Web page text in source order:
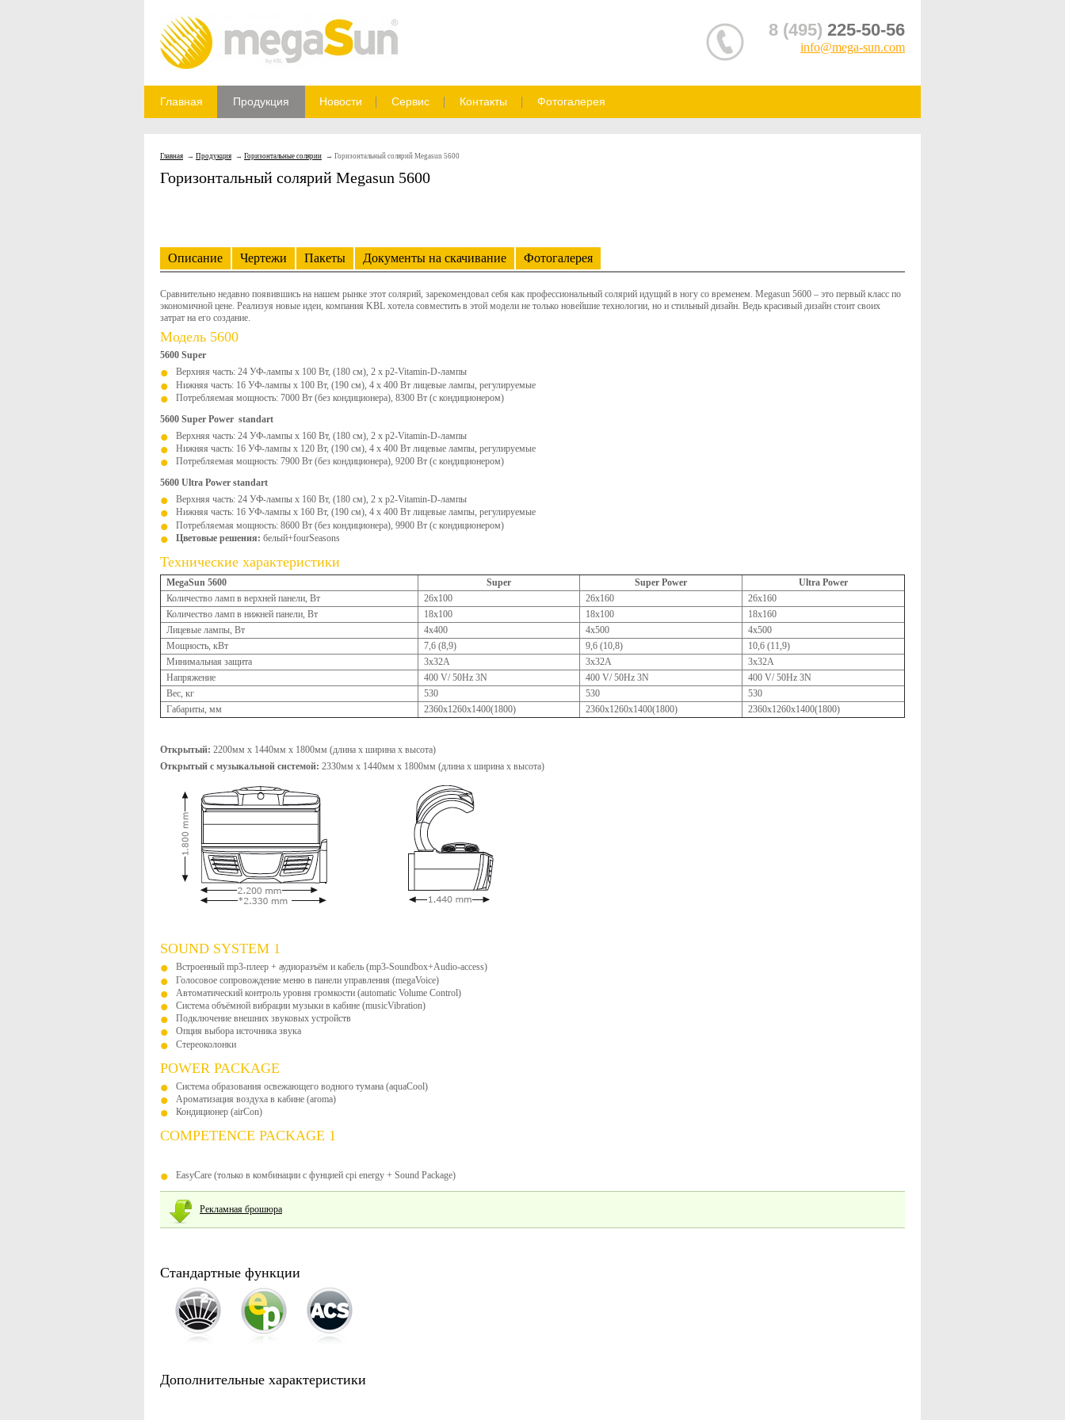
8 (495) 225-50-56
info@mega-sun.com
Главная Продукция Новости Сервис Контакты Фотогалерея
Главная Продукция Горизонтальные солярии Горизонтальный солярий Megasun 5600
Горизонтальный солярий Megasun 5600
Описание Чертежи Пакеты Документы на скачивание Фотогалерея
Сравнительно недавно появившись на нашем рынке этот солярий, зарекомендовал себя как профессиональный солярий идущий в ногу со временем. Megasun 5600 – это первый класс по
экономичной цене. Реализуя новые идеи, компания KBL хотела совместить в этой модели не только новейшие технологии, но и стильный дизайн. Ведь красивый дизайн стоит своих
затрат на его создание.
Модель 5600
5600 Super
Верхняя часть: 24 УФ-лампы x 100 Вт, (180 см), 2 x p2-Vitamin-D-лампы
Нижняя часть: 16 УФ-лампы x 100 Вт, (190 см), 4 x 400 Вт лицевые лампы, регулируемые
Потребляемая мощность: 7000 Вт (без кондиционера), 8300 Вт (с кондиционером)
5600 Super Power standart
Верхняя часть: 24 УФ-лампы x 160 Вт, (180 см), 2 x p2-Vitamin-D-лампы
Нижняя часть: 16 УФ-лампы x 120 Вт, (190 см), 4 x 400 Вт лицевые лампы, регулируемые
Потребляемая мощность: 7900 Вт (без кондиционера), 9200 Вт (с кондиционером)
5600 Ultra Power standart
Верхняя часть: 24 УФ-лампы x 160 Вт, (180 см), 2 x p2-Vitamin-D-лампы
Нижняя часть: 16 УФ-лампы x 160 Вт, (190 см), 4 x 400 Вт лицевые лампы, регулируемые
Потребляемая мощность: 8600 Вт (без кондиционера), 9900 Вт (с кондиционером)
Цветовые решения: белый+fourSeasons
Технические характеристики
MegaSun 5600 Super Super Power
Ultra Power
Количество ламп в верхней панели, Вт
26х100 26х160
26х160
Количество ламп в нижней панели, Вт
18х100 18х100
18х160
Лицевые лампы, Вт
4х400 4х500
4х500
Мощность, кВт
7,6 (8,9) 9,6 (10,8)
10,6 (11,9)
Минимальная защита
3х32А 3х32А
3х32А
Напряжение
400 V/ 50Hz 3N 400 V/ 50Hz 3N
400 V/ 50Hz 3N
Вес, кг
530 530
530
Габариты, мм
2360х1260х1400(1800) 2360х1260х1400(1800) 2360х1260х1400(1800)
Открытый: 2200мм x 1440мм x 1800мм (длина x ширина x высота)
Открытый с музыкальной системой: 2330мм x 1440мм x 1800мм (длина x ширина x высота)
SOUND SYSTEM 1
Встроенный mp3-плеер + аудиоразъём и кабель (mp3-Soundbox+Audio-access)
Голосовое сопровождение меню в панели управления (megaVoice)
Автоматический контроль уровня громкости (automatic Volume Control)
Система объёмной вибрации музыки в кабине (musicVibration)
Подключение внешних звуковых устройств
Опция выбора источника звука
Стереоколонки
POWER PACKAGE
Система образования освежающего водного тумана (aquaCool)
Ароматизация воздуха в кабине (aroma)
Кондиционер (airCon)
COMPETENCE PACKAGE 1
EasyCare (только в комбинации с фунцией cpi energy + Sound Package)
Рекламная брошюра
Стандартные функции
Дополнительные характеристики